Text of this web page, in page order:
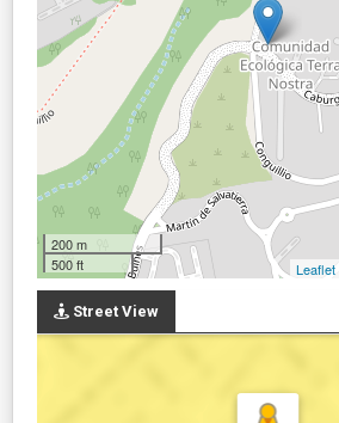
200 m
500 ft
Leaflet
Street View